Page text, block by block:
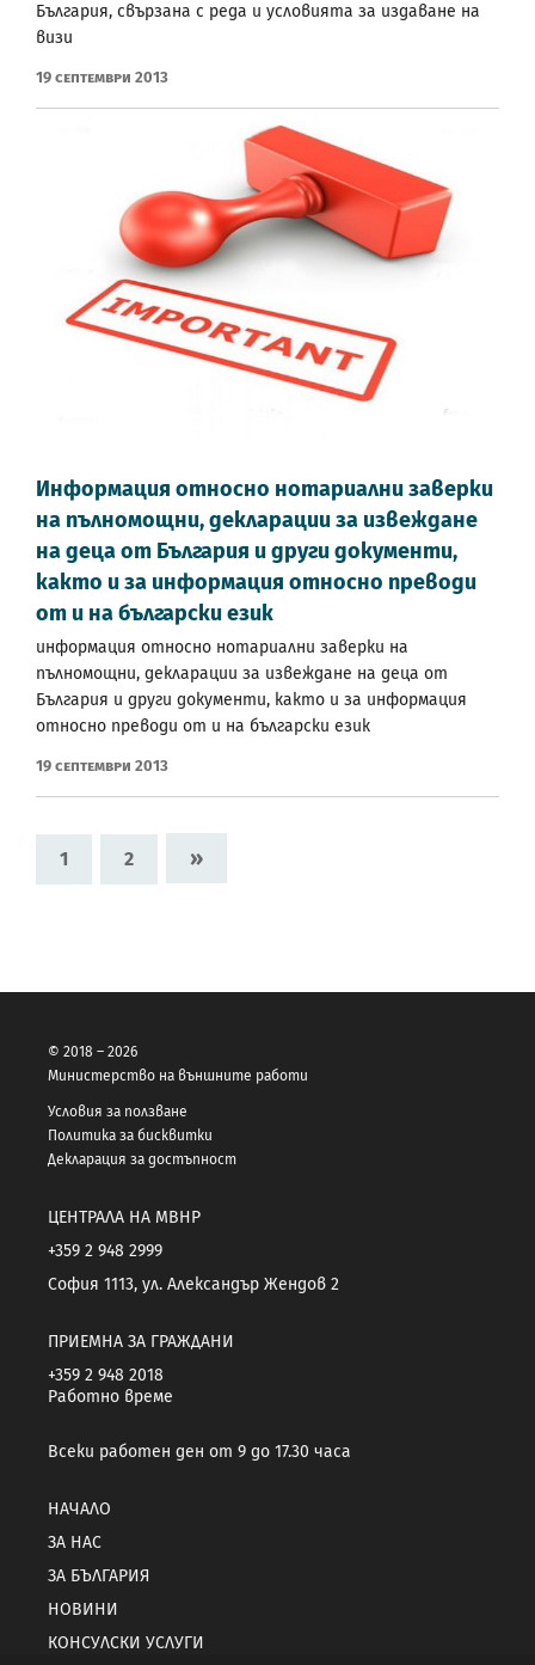
България, свързана с реда и условията за издаване на
визи
19 Септември 2013
Информация относно нотариални заверки
на пълномощни, декларации за извеждане
на деца от България и други документи,
както и за информация относно преводи
от и на български език
информация относно нотариални заверки на
пълномощни, декларации за извеждане на деца от
България и други документи, както и за информация
относно преводи от и на български език
19 Септември 2013
1 2 »
© 2018 – 2026
Министерство на външните работи
Условия за ползване
Политика за бисквитки
Декларация за достъпност
ЦЕНТРАЛА НА МВНР
+359 2 948 2999
София 1113, ул. Александър Жендов 2
ПРИЕМНА ЗА ГРАЖДАНИ
+359 2 948 2018
Работно време
Всеки работен ден от 9 до 17.30 часа
НАЧАЛО
ЗА НАС
ЗА БЪЛГАРИЯ
НОВИНИ
КОНСУЛСКИ УСЛУГИ